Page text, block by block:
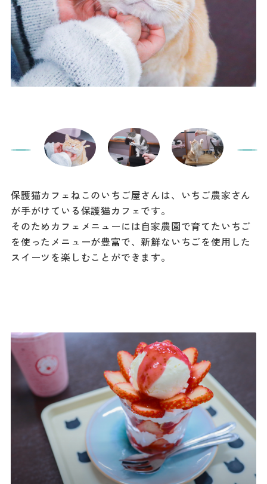
保護猫カフェねこのいちご屋さんは、いちご農家さん
が手がけている保護猫カフェです。
そのためカフェメニューには自家農園で育てたいちご
を使ったメニューが豊富で、新鮮ないちごを使用した
スイーツを楽しむことができます。